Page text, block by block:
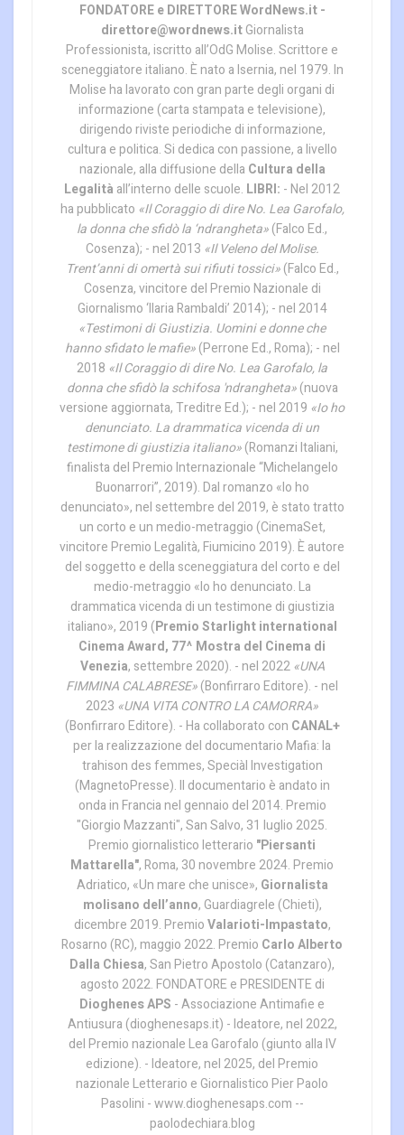
FONDATORE e DIRETTORE WordNews.it -
direttore@wordnews.itGiornalista
Professionista, iscritto all’OdG Molise. Scrittore e
sceneggiatore italiano. È nato a Isernia, nel 1979. In
Molise ha lavorato con gran parte degli organi di
informazione (carta stampata e televisione),
dirigendo riviste periodiche di informazione,
cultura e politica. Si dedica con passione, a livello
nazionale, alla diffusione della Cultura della
Legalità all’interno delle scuole. LIBRI: - Nel 2012
ha pubblicato «Il Coraggio di dire No. Lea Garofalo,
la donna che sfidò la ‘ndrangheta»(Falco Ed.,
Cosenza); - nel 2013 «Il Veleno del Molise.
Trent’anni di omertà sui rifiuti tossici»(Falco Ed.,
Cosenza, vincitore del Premio Nazionale di
Giornalismo ‘Ilaria Rambaldi’ 2014); - nel 2014
«Testimoni di Giustizia. Uomini e donne che
hanno sfidato le mafie»(Perrone Ed., Roma); - nel
2018 «Il Coraggio di dire No. Lea Garofalo, la
donna che sfidò la schifosa 'ndrangheta»(nuova
versione aggiornata, Treditre Ed.); - nel 2019 «Io ho
denunciato. La drammatica vicenda di un
testimone di giustizia italiano»(Romanzi Italiani,
finalista del Premio Internazionale “Michelangelo
Buonarrori”, 2019). Dal romanzo «Io ho
denunciato», nel settembre del 2019, è stato tratto
un corto e un medio-metraggio (CinemaSet,
vincitore Premio Legalità, Fiumicino 2019). È autore
del soggetto e della sceneggiatura del corto e del
medio-metraggio «Io ho denunciato. La
drammatica vicenda di un testimone di giustizia
italiano», 2019 (Premio Starlight international
Cinema Award, 77^ Mostra del Cinema di
Venezia, settembre 2020). - nel 2022«UNA
FIMMINA CALABRESE»(Bonfirraro Editore). - nel
2023 «UNA VITA CONTRO LA CAMORRA»
(Bonfirraro Editore). - Ha collaborato con CANAL+
per la realizzazione del documentario Mafia: la
trahison des femmes, Speciàl Investigation
(MagnetoPresse). Il documentario è andato in
onda in Francia nel gennaio del 2014. Premio
"Giorgio Mazzanti", San Salvo, 31 luglio 2025.
Premio giornalistico letterario "Piersanti
Mattarella", Roma, 30 novembre 2024. Premio
Adriatico, «Un mare che unisce», Giornalista
molisano dell’anno, Guardiagrele (Chieti),
dicembre 2019. PremioValarioti-Impastato,
Rosarno (RC), maggio 2022. Premio Carlo Alberto
Dalla Chiesa, San Pietro Apostolo (Catanzaro),
agosto 2022. FONDATORE e PRESIDENTE di
Dioghenes APS - Associazione Antimafie e
Antiusura (dioghenesaps.it) - Ideatore, nel 2022,
del Premio nazionale Lea Garofalo (giunto alla IV
edizione). - Ideatore, nel 2025, del Premio
nazionale Letterario e Giornalistico Pier Paolo
Pasolini - www.dioghenesaps.com --
paolodechiara.blog